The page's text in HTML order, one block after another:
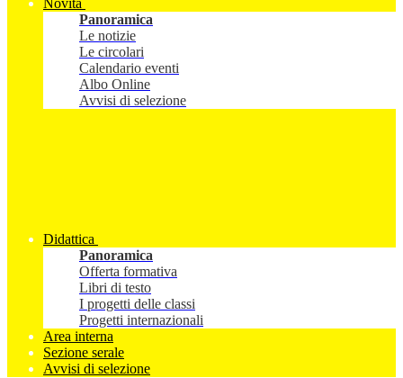
Novità
Panoramica
Le notizie
Le circolari
Calendario eventi
Albo Online
Avvisi di selezione
Didattica
Panoramica
Offerta formativa
Libri di testo
I progetti delle classi
Progetti internazionali
Area interna
Sezione serale
Avvisi di selezione